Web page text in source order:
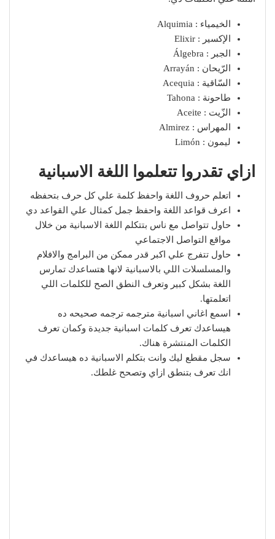
الخيمياء : Alquimia
الإكسير : Elixir
الجبر : Álgebra
الرّيحان : Arrayán
السّاقية : Acequia
طاحونة : Tahona
الزّيت : Aceite
المهراس : Almirez
ليمون : Limón
ازاي تقدروا تتعلموا اللغة الاسبانية
اتعلم حروف اللغة واحفظ كلمة علي كل حرف بتحفظه
اعرف قواعد اللغة واحفظ جمل كمثال علي القواعد دي
حاول تتواصل مع ناس بتتكلم اللغة الاسبانية من خلال
مواقع التواصل الاجتماعي
حاول تتفرج علي اكبر قدر ممكن من البرامج والافلام
والمسلسلات اللي بالاسبانية لانها هتساعدك تمارس
اللغة بشكل كبير وتعرف النطق الصح للكلمات اللي
اتعلمتها.
اسمع اغاني اسبانية مترجمه ترجمه صحيحه ده
هيساعدك تعرف كلمات اسبانية جديدة وكمان تعرف
الكلمات المنتشرة هناك.
سجل مقطع ليك وانت بتكلم الاسبانية ده هيساعدك في
انك تعرف بتنطق ازاي وتصحح غلطك.